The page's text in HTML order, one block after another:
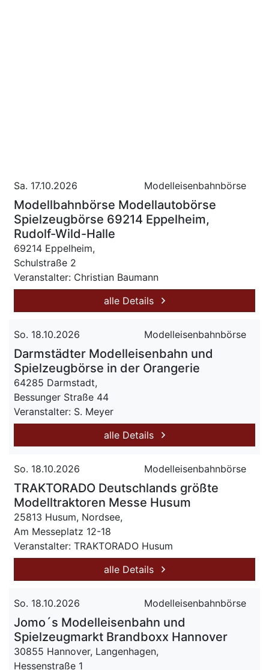
Sa. 17.10.2026 Modelleisenbahnbörse
Modellbahnbörse Modellautobörse
Spielzeugbörse 69214 Eppelheim,
Rudolf-Wild-Halle
69214 Eppelheim,
Schulstraße 2
Veranstalter: Christian Baumann
alle Details
So. 18.10.2026 Modelleisenbahnbörse
Darmstädter Modelleisenbahn und
Spielzeugbörse in der Orangerie
64285 Darmstadt,
Bessunger Straße 44
Veranstalter: S. Meyer
alle Details
So. 18.10.2026 Modelleisenbahnbörse
TRAKTORADO Deutschlands größte
Modelltraktoren Messe Husum
25813 Husum, Nordsee,
Am Messeplatz 12-18
Veranstalter: TRAKTORADO Husum
alle Details
So. 18.10.2026 Modelleisenbahnbörse
Jomo´s Modelleisenbahn und
Spielzeugmarkt Brandboxx Hannover
30855 Hannover, Langenhagen,
Hessenstraße 1